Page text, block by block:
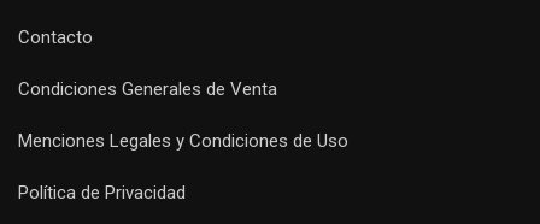
Contacto
Condiciones Generales de Venta
Menciones Legales y Condiciones de Uso
Política de Privacidad